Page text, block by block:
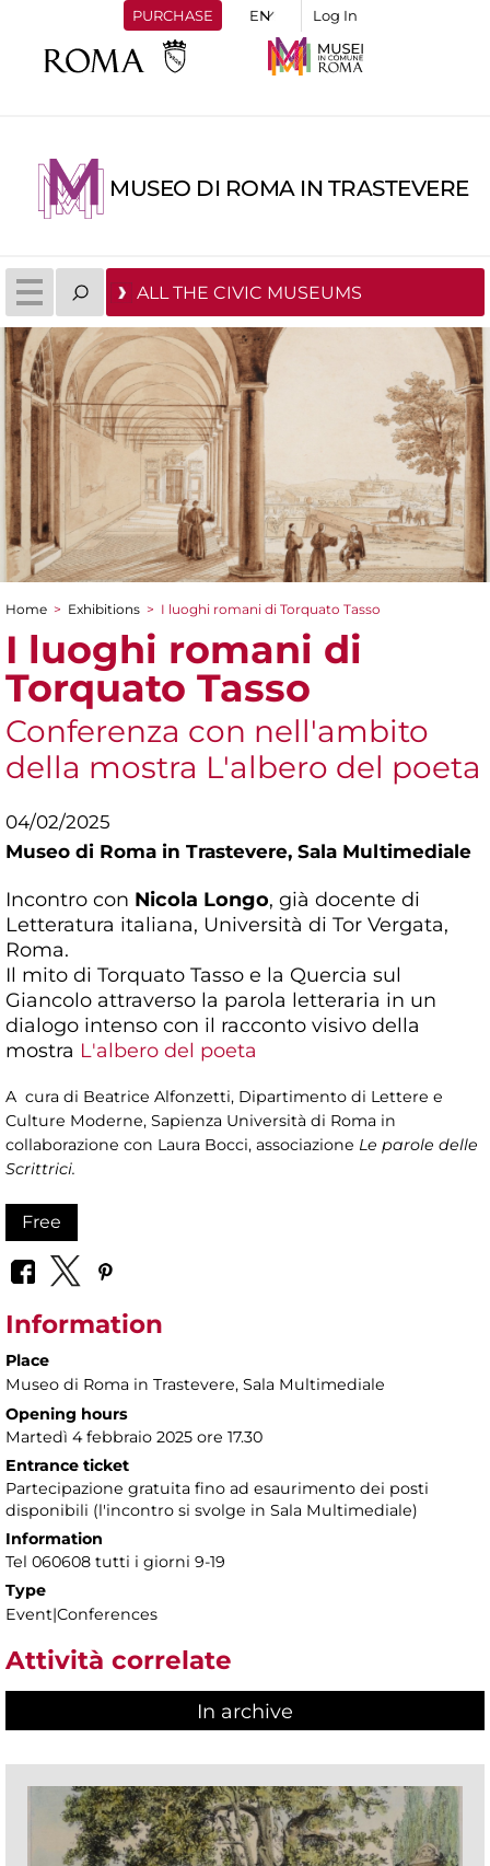
PURCHASE Log In
MUSEO DI ROMA IN TRASTEVERE
ALL THE CIVIC MUSEUMS
You are here
Home > Exhibitions > I luoghi romani di Torquato Tasso
I luoghi romani di
Torquato Tasso
Conferenza con nell'ambito
della mostra L'albero del poeta
04/02/2025
Museo di Roma in Trastevere, Sala Multimediale
Incontro con Nicola Longo, già docente di
Letteratura italiana, Università di Tor Vergata,
Roma.
Il mito di Torquato Tasso e la Quercia sul
Giancolo attraverso la parola letteraria in un
dialogo intenso con il racconto visivo della
mostra L'albero del poeta
A cura di Beatrice Alfonzetti, Dipartimento di Lettere e
Culture Moderne, Sapienza Università di Roma in
collaborazione con Laura Bocci, associazione Le parole delle
Scrittrici.
Free
Information
Place
Museo di Roma in Trastevere, Sala Multimediale
Opening hours
Martedì 4 febbraio 2025 ore 17.30
Entrance ticket
Partecipazione gratuita fino ad esaurimento dei posti
disponibili (l'incontro si svolge in Sala Multimediale)
Information
Tel 060608 tutti i giorni 9-19
Type
Event|Conferences
Attività correlate
In archive